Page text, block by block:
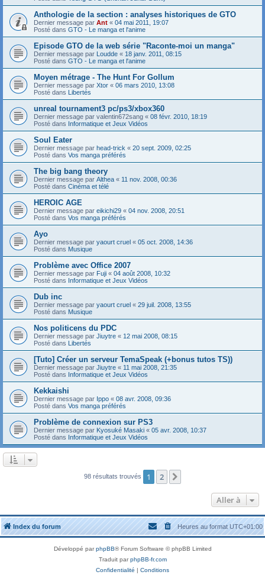
Anthologie de la section : analyses historiques de GTO
Dernier message par Ant « 04 mai 2011, 19:07
Posté dans GTO - Le manga et l'anime
Episode GTO de la web série "Raconte-moi un manga"
Dernier message par Loudde « 18 janv. 2011, 08:15
Posté dans GTO - Le manga et l'anime
Moyen métrage - The Hunt For Gollum
Dernier message par Xtor « 06 mars 2010, 13:08
Posté dans Libertés
unreal tournament3 pc/ps3/xbox360
Dernier message par valentin672sang « 08 févr. 2010, 18:19
Posté dans Informatique et Jeux Vidéos
Soul Eater
Dernier message par head-trick « 20 sept. 2009, 02:25
Posté dans Vos manga préférés
The big bang theory
Dernier message par Althea « 11 nov. 2008, 00:36
Posté dans Cinéma et télé
HEROIC AGE
Dernier message par eikichi29 « 04 nov. 2008, 20:51
Posté dans Vos manga préférés
Ayo
Dernier message par yaourt cruel « 05 oct. 2008, 14:36
Posté dans Musique
Problème avec Office 2007
Dernier message par Fuji « 04 août 2008, 10:32
Posté dans Informatique et Jeux Vidéos
Dub inc
Dernier message par yaourt cruel « 29 juil. 2008, 13:55
Posté dans Musique
Nos politicens du PDC
Dernier message par Jiuytre « 12 mai 2008, 08:15
Posté dans Libertés
[Tuto] Créer un serveur TemaSpeak (+bonus tutos TS))
Dernier message par Jiuytre « 11 mai 2008, 21:35
Posté dans Informatique et Jeux Vidéos
Kekkaishi
Dernier message par Ippo « 08 avr. 2008, 09:36
Posté dans Vos manga préférés
Problème de connexion sur PS3
Dernier message par Kyosuké Masaki « 05 avr. 2008, 10:37
Posté dans Informatique et Jeux Vidéos
98 résultats trouvés 1 2
Aller à
Index du forum Heures au formatUTC+01:00
Développé parphpBB® Forum Software © phpBB Limited
Traduit parphpBB-fr.com
Confidentialité | Conditions